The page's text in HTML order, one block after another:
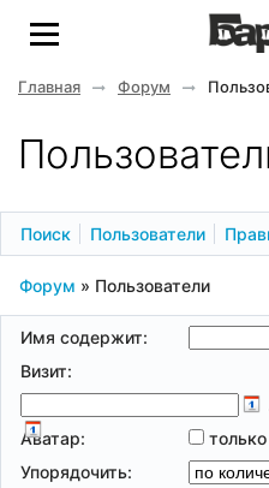
Главная Форум
Поиск Пользователи
Форум » Пользователи
Имя содержит:
Визит:
Аватар:
Упорядочить: